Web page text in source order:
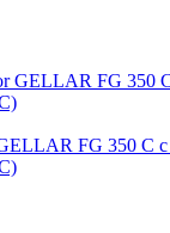
FG 350 C